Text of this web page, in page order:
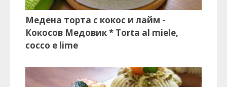
Медена торта с кокос и лайм -
Кокосов Медовик * Torta al miele,
cocco e lime